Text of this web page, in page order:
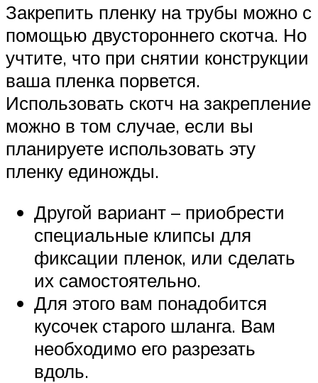
Закрепить пленку на трубы можно с
помощью двустороннего скотча. Но
учтите, что при снятии конструкции
ваша пленка порвется.
Использовать скотч на закрепление
можно в том случае, если вы
планируете использовать эту
пленку единожды.
Другой вариант – приобрести
специальные клипсы для
фиксации пленок, или сделать
их самостоятельно.
Для этого вам понадобится
кусочек старого шланга. Вам
необходимо его разрезать
вдоль.